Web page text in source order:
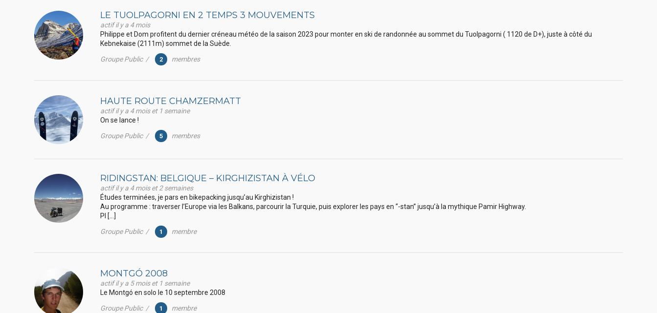
LE TUOLPAGORNI EN 2 TEMPS 3 MOUVEMENTS
actif il y a 4 mois
Philippe et Dom profitent du dernier créneau météo de la saison 2023 pour monter en ski de randonnée au sommet du Tuolpagorni ( 1120 de D+), juste à côté du
Kebnekaise (2111m) sommet de la Suède.
Groupe Public /
2 membres
HAUTE ROUTE CHAMZERMATT
actif il y a 4 mois et 1 semaine
On se lance !
Groupe Public /
5 membres
RIDINGSTAN: BELGIQUE – KIRGHIZISTAN À VÉLO
actif il y a 4 mois et 2 semaines
Études terminées, je pars en bikepacking jusqu’au Kirghizistan !
Au programme : traverser l’Europe via les Balkans, parcourir la Turquie, puis explorer les pays en “-stan” jusqu’à la mythique Pamir Highway.
Pl […]
Groupe Public /
1 membre
MONTGÓ 2008
actif il y a 5 mois et 1 semaine
Le Montgó en solo le 10 septembre 2008
Groupe Public /
1 membre